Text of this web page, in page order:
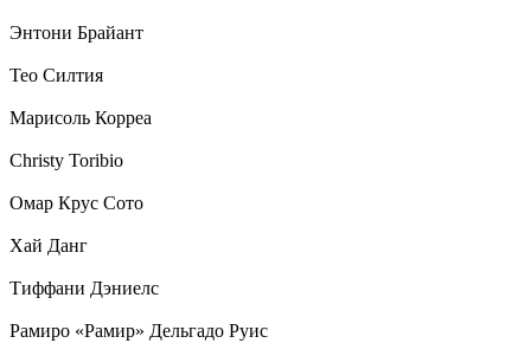
Энтони Брайант
Тео Силтия
Марисоль Корреа
Christy Toribio
Омар Крус Сото
Хай Данг
Тиффани Дэниелс
Рамиро «Рамир» Дельгадо Руис